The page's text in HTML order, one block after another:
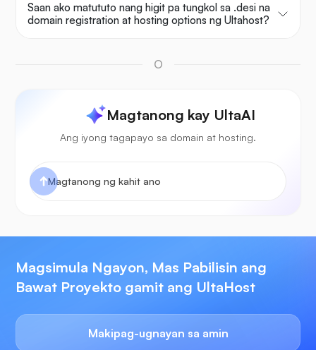
Saan ako matututo nang higit pa tungkol sa .desi na
domain registration at hosting options ng Ultahost?
O
Magtanong kay UltaAI
Ang iyong tagapayo sa domain at hosting.
Magsimula Ngayon, Mas Pabilisin ang
Bawat Proyekto gamit ang UltaHost
Makipag-ugnayan sa amin